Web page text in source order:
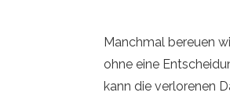
Manchmal bereuen
ohne eine
kann die verlorenen